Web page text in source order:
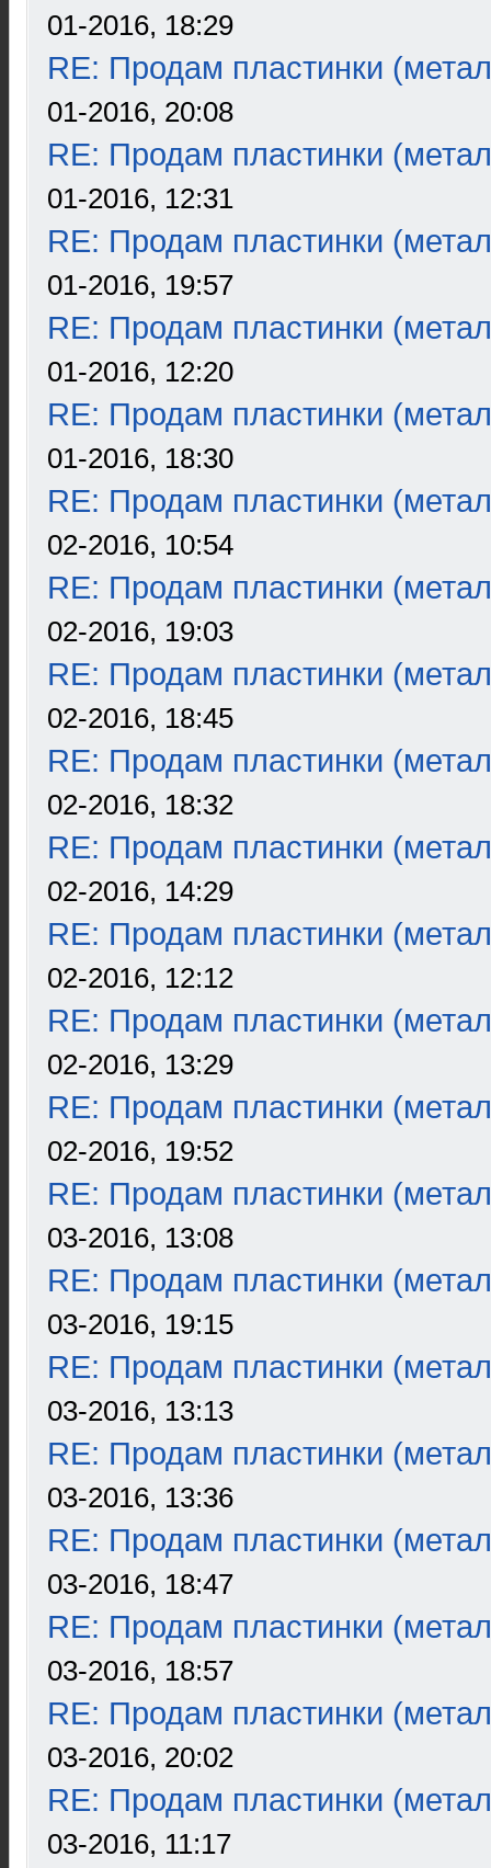
01-2016, 18:29
RE: Продам пластинки
01-2016, 20:08
RE: Продам пластинки
01-2016, 12:31
RE: Продам пластинки
01-2016, 19:57
RE: Продам пластинки
01-2016, 12:20
RE: Продам пластинки
01-2016, 18:30
RE: Продам пластинки
02-2016, 10:54
RE: Продам пластинки
02-2016, 19:03
RE: Продам пластинки
02-2016, 18:45
RE: Продам пластинки
02-2016, 18:32
RE: Продам пластинки
02-2016, 14:29
RE: Продам пластинки
02-2016, 12:12
RE: Продам пластинки
02-2016, 13:29
RE: Продам пластинки
02-2016, 19:52
RE: Продам пластинки
03-2016, 13:08
RE: Продам пластинки
03-2016, 19:15
RE: Продам пластинки
03-2016, 13:13
RE: Продам пластинки
03-2016, 13:36
RE: Продам пластинки
03-2016, 18:47
RE: Продам пластинки
03-2016, 18:57
RE: Продам пластинки
03-2016, 20:02
RE: Продам пластинки
03-2016, 11:17